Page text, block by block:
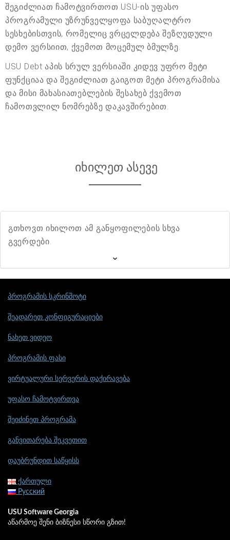
შეგიძლიათ ჩამოტვირთოთ USU-ის უფასო
პროგრამული უზრუნველყოფა საბუღალტრო
სესხებისთვის, რომელიც ვრცელდება შეზღუდული
დემო ვერსიით, ქვემოთ მოცემულ ბმულზე.
USU Debt აპის სრულ ვერსიაში კიდევ უფრო მეტი
ფუნქციაა და შეგიძლიათ გაიგოთ მეტი პროგრამისა
და მისი მახასიათებლების შესახებ ქვემოთ
ჩამოთვლილ ნომრებზე დაკავშირებით.
იხილეთ ასევე
გთხოვთ იხილოთ ამ განყოფილების სხვა
გვერდები.
პროგრამის სკრინშოტი
შეადარეთ კონფიგურაციები
ნახეთ ვიდეო
პროგრამის ფასი
ვირტუალური სერვერის დაქირავება
უფასო ჩამოტვირთვა
შეიძინეთ პროგრამა
განვითარება შეკვეთით
დაუბრუნდით საწყისს
ქართული
Русский
USU Software Georgia
აწარმოე შენი ბიზნესი სწორი გზით!